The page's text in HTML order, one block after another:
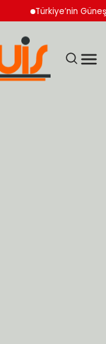
Türkiye’nin Güneş